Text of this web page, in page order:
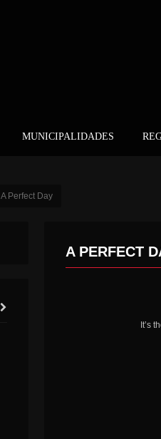
MUNICIPALIDADES
A Perfect Day
A PERFECT
It’s